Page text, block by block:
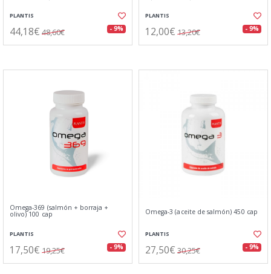
PLANTIS
44,18€ 48,60€ - 9%
PLANTIS
12,00€ 13,20€ - 9%
Omega-369 (salmón + borraja +
olivo) 100 cap
PLANTIS
17,50€ 19,25€ - 9%
Omega-3 (aceite de salmón) 450 cap
PLANTIS
27,50€ 30,25€ - 9%